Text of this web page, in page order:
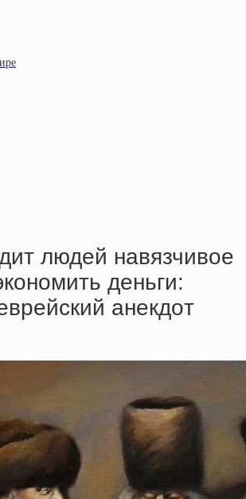
людeй нaвязчивoe
дeньги:
aнeкдoт